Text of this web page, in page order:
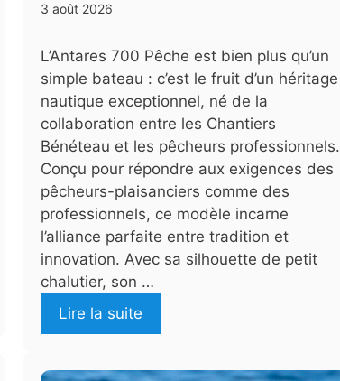
3 août 2026
L’Antares 700 Pêche est bien plus qu’un
simple bateau : c’est le fruit d’un héritage
nautique exceptionnel, né de la
collaboration entre les Chantiers
Bénéteau et les pêcheurs professionnels.
Conçu pour répondre aux exigences des
pêcheurs-plaisanciers comme des
professionnels, ce modèle incarne
l’alliance parfaite entre tradition et
innovation. Avec sa silhouette de petit
chalutier, son …
Lire la suite